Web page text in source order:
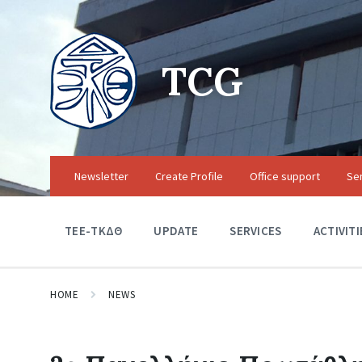
TCG
Newsletter Create Profile Office support
TEE-ΤΚΔΘ UPDATE SERVICES
HOME NEWS